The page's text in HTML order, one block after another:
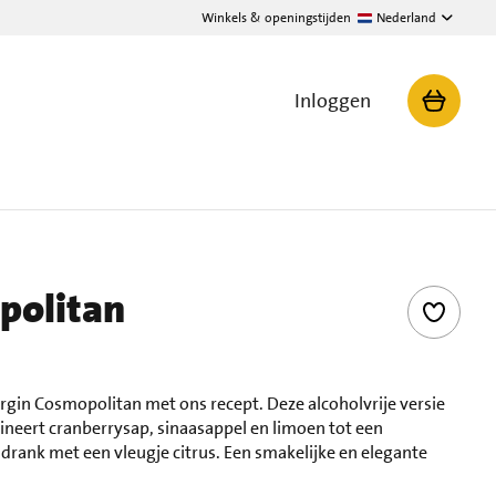
Winkels & openingstijden Nederland
Inloggen
Cosmopolitan met ons recept. Deze alcoholvrije versie
cranberrysap, sinaasappel en limoen tot een
met een vleugje citrus. Een smakelijke en elegante